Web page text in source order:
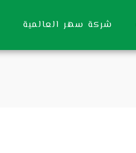
شركة سهر العالمية